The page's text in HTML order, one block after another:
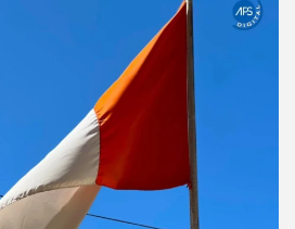
Search
Button